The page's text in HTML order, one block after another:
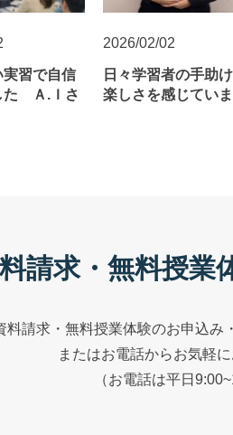
習で自信
た Ａ.Ｉさ
2026/02/02
日々学習者の手助
楽しさを感じていま
請求・無料授業
料請求・無料授業体験のお申込み
またはお電話からお気軽に
（お電話は平日